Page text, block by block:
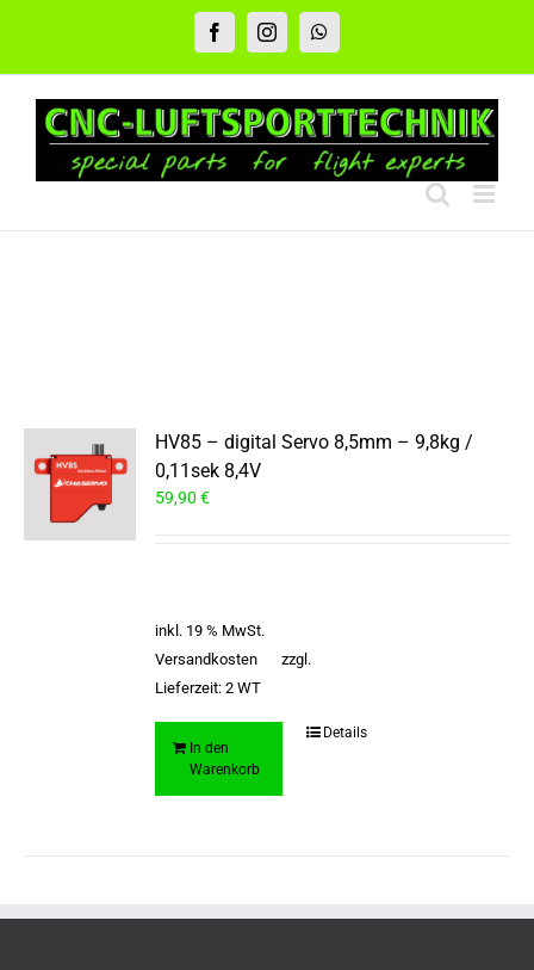
FacebookInstagramWhatsApp
HV85 – digital Servo 8,5mm – 9,8kg /
0,11sek 8,4V
59,90€
inkl. 19 % MwSt.
zzgl.
Versandkosten
Lieferzeit:2 WT
In den
Warenkorb
Details